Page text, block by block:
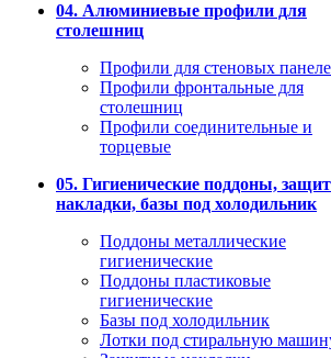
04. Алюминиевые профили для
столешниц
Профили для стеновых
Профили фронтальные для
столешниц
Профили соединительные и
торцевые
05. Гигиенические поддоны,
накладки, базы под холодильник
Поддоны металлические
гигиенические
Поддоны пластиковые
гигиенические
Базы под холодильник
Лотки под стиральную